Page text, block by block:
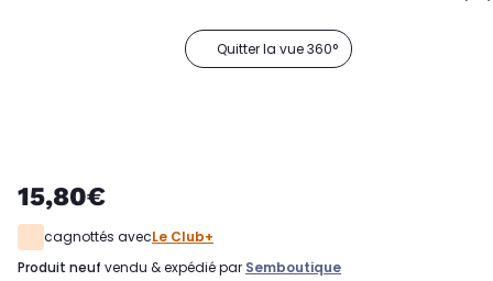
Quitter la vue 360°
15,80€
cagnottés avecLe Club+
produit neuf vendu & expédié par Semboutique